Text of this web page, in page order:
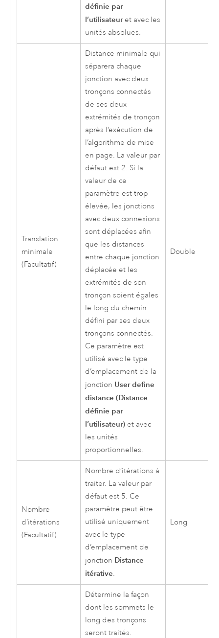
définie par
l’utilisateuret avec les
unités absolues.
Translation
minimale
(Facultatif)
Distance minimale qui
séparera chaque
jonction avec deux
tronçons connectés
de ses deux
extrémités de tronçon
après l’exécution de
l’algorithme de mise
en page. La valeur par
défaut est 2. Si la
valeur de ce
paramètre est trop
élevée, les jonctions
avec deux connexions
sont déplacées afin
que les distances
entre chaque jonction
déplacée et les
extrémités de son
tronçon soient égales
le long du chemin
défini par ses deux
tronçons connectés.
Ce paramètre est
utilisé avec le type
d’emplacement de la
jonction User define
distance (Distance
définie par
l’utilisateur)et avec
les unités
proportionnelles.
Double
Nombre
d’itérations
(Facultatif)
Nombre d’itérations à
traiter. La valeur par
défaut est 5. Ce
paramètre peut être
utilisé uniquement
avec le type
d’emplacement de
jonction Distance
itérative.
Long
Détermine la façon
dont les sommets le
long des tronçons
seront traités.